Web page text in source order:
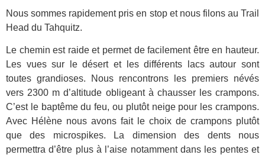
Nous sommes rapidement pris en stop et nous filons au Trail
Head du Tahquitz.
Le chemin est raide et permet de facilement être en hauteur.
Les vues sur le désert et les différents lacs autour sont
toutes grandioses. Nous rencontrons les premiers névés
vers 2300 m d’altitude obligeant à chausser les crampons.
C’est le baptême du feu, ou plutôt neige pour les crampons.
Avec Hélène nous avons fait le choix de crampons plutôt
que des microspikes. La dimension des dents nous
permettra d’être plus à l’aise notamment dans les pentes et